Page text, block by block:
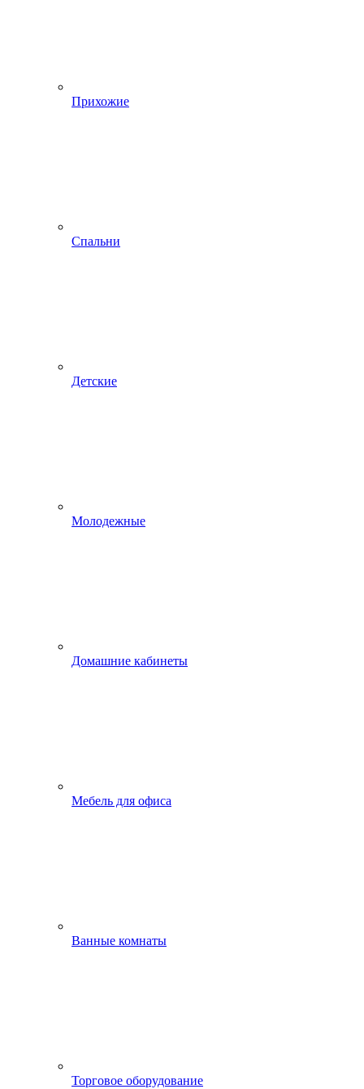
Прихожие
Спальни
Детские
Молодежные
Домашние кабинеты
Мебель для офиса
Ванные комнаты
Торговое оборудование